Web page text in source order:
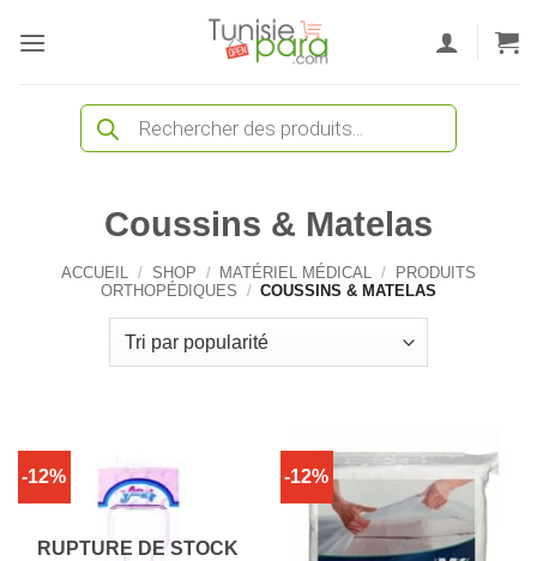
Recherche
produits
Coussins & Matelas
ACCUEIL / SHOP / MATÉRIEL MÉDICAL /
PRODUITS
ORTHOPÉDIQUES / COUSSINS & MATELAS
-12%
RUPTURE DE STOCK
-12%